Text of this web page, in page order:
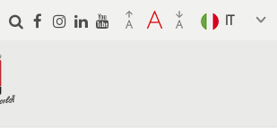
Skip to
main